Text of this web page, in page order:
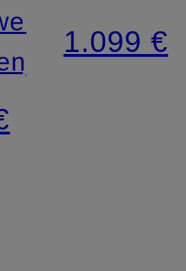
1.099 €